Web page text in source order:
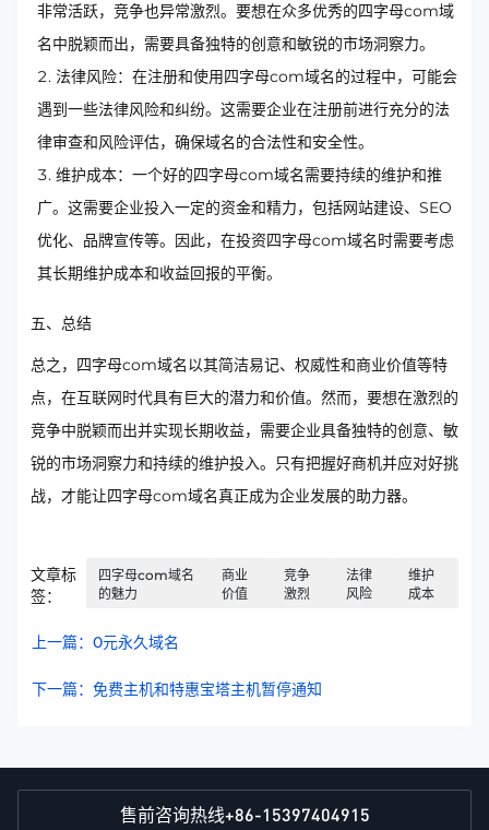
非常活跃，竞争也异常激烈。要想在众多优秀的四字母com域
名中脱颖而出，需要具备独特的创意和敏锐的市场洞察力。
法律风险：在注册和使用四字母com域名的过程中，可能会
遇到一些法律风险和纠纷。这需要企业在注册前进行充分的法
律审查和风险评估，确保域名的合法性和安全性。
维护成本：一个好的四字母com域名需要持续的维护和推
广。这需要企业投入一定的资金和精力，包括网站建设、SEO
优化、品牌宣传等。因此，在投资四字母com域名时需要考虑
其长期维护成本和收益回报的平衡。
五、总结
总之，四字母com域名以其简洁易记、权威性和商业价值等特
点，在互联网时代具有巨大的潜力和价值。然而，要想在激烈的
竞争中脱颖而出并实现长期收益，需要企业具备独特的创意、敏
锐的市场洞察力和持续的维护投入。只有把握好商机并应对好挑
战，才能让四字母com域名真正成为企业发展的助力器。
文章标
签：
四字母com域名
的魅力
商业
价值
竞争
激烈
法律
风险
维护
成本
上一篇：0元永久域名
下一篇：免费主机和特惠宝塔主机暂停通知
售前咨询热线+86-15397404915